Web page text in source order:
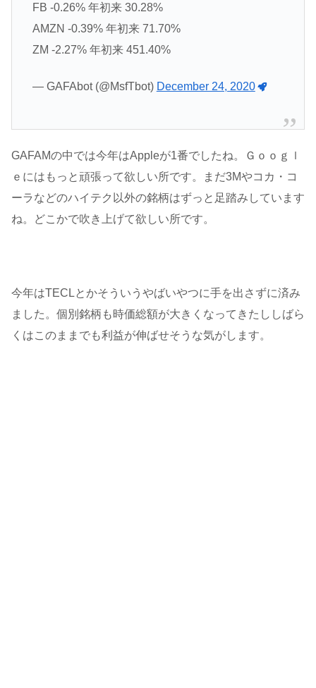
FB -0.26% 年初来 30.28%
AMZN -0.39% 年初来 71.70%
ZM -2.27% 年初来 451.40%
— GAFAbot (@MsfTbot) December 24, 2020
GAFAMの中では今年はAppleが1番でしたね。Ｇｏｏｇｌ
ｅにはもっと頑張って欲しい所です。まだ3Mやコカ・コ
ーラなどのハイテク以外の銘柄はずっと足踏みしています
ね。どこかで吹き上げて欲しい所です。
今年はTECLとかそういうやばいやつに手を出さずに済み
ました。個別銘柄も時価総額が大きくなってきたししばら
くはこのままでも利益が伸ばせそうな気がします。